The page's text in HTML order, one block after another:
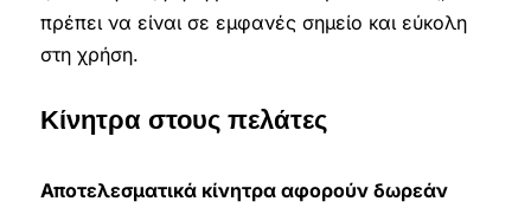
πρέπει να είναι σε εμφανές σημείο και εύκολη
στη χρήση.
Κίνητρα στους πελάτες
Αποτελεσματικά κίνητρα αφορούν δωρεάν